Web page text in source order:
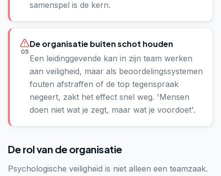
samenspel is de kern.
05
De organisatie buiten schot houden
Een leidinggevende kan in zijn team werken
aan veiligheid, maar als beoordelingssystemen
fouten afstraffen of de top tegenspraak
negeert, zakt het effect snel weg. 'Mensen
doen niet wat je zegt, maar wat je voordoet'.
De rol van de organisatie
Psychologische veiligheid is niet alleen een teamzaak.